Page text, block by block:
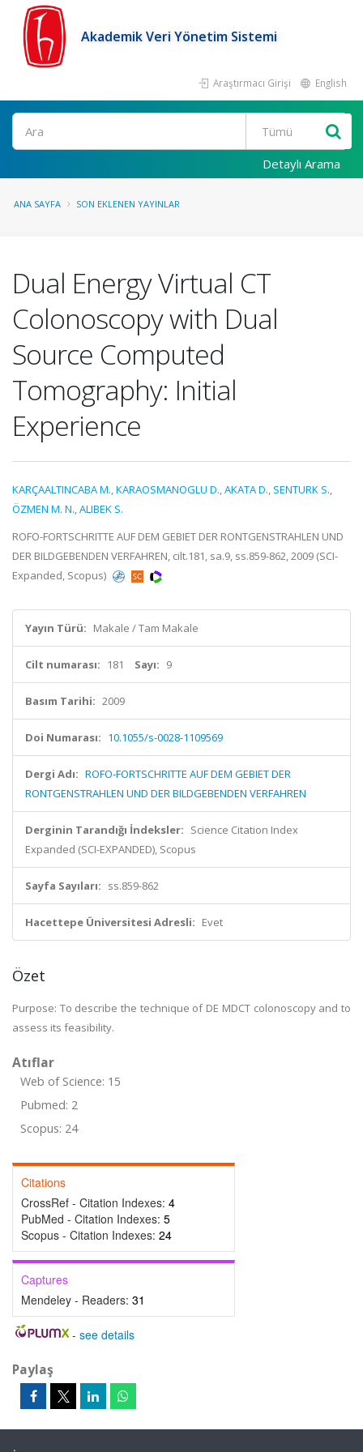
Akademik Veri Yönetim Sistemi
Araştırmacı Girişi English
Ara
Detaylı Arama
ANA SAYFA SON EKLENEN YAYINLAR
Dual Energy Virtual CT
Colonoscopy with Dual
Source Computed
Tomography: Initial
Experience
KARÇAALTINCABA M.,KARAOSMANOGLU D.,AKATA D., SENTURK S.,
ÖZMEN M. N.,ALIBEK S.
ROFO-FORTSCHRITTE AUF DEM GEBIET DER RONTGENSTRAHLEN UND
DER BILDGEBENDEN VERFAHREN, cilt.181, sa.9, ss.859-862, 2009 (SCI-
Expanded, Scopus)
Yayın Türü: Makale / Tam Makale
Cilt numarası: 181 Sayı: 9
Basım Tarihi: 2009
Doi Numarası: 10.1055/s-0028-1109569
Dergi Adı: ROFO-FORTSCHRITTE AUF DEM GEBIET DER
RONTGENSTRAHLEN UND DER BILDGEBENDEN VERFAHREN
Derginin Tarandığı İndeksler: Science Citation Index
Expanded (SCI-EXPANDED), Scopus
Sayfa Sayıları: ss.859-862
Hacettepe Üniversitesi Adresli: Evet
Özet
Purpose: To describe the technique of DE MDCT colonoscopy and to
assess its feasibility.
Atıflar
Web of Science: 15
Pubmed: 2
Scopus: 24
Citations
CrossRef - Citation Indexes: 4
PubMed - Citation Indexes: 5
Scopus - Citation Indexes: 24
Captures
Mendeley - Readers: 31
- see details
Paylaş